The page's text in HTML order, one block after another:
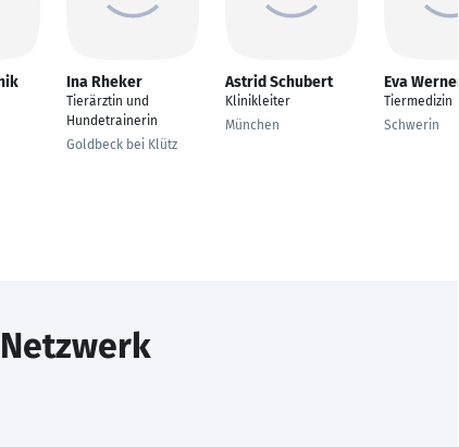
Ina Rheker
Tierärztin und
Hundetrainerin
Goldbeck bei Klütz
Astrid Schubert
Klinikleiter
München
Eva Werner
Tiermedizin
Schwerin